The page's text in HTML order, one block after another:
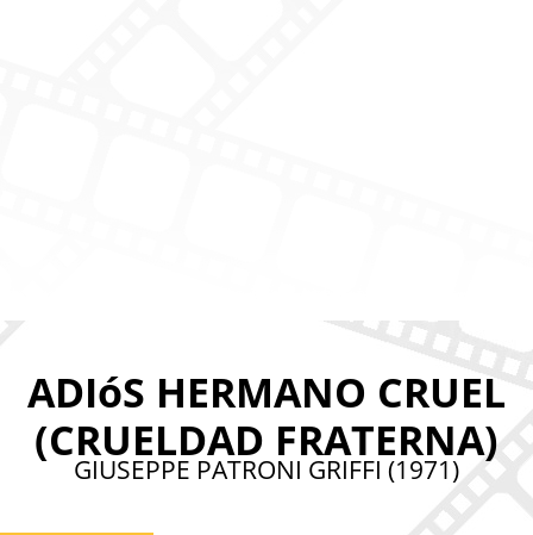
ADIóS HERMANO CRUEL
(CRUELDAD FRATERNA)
GIUSEPPE PATRONI GRIFFI (1971)